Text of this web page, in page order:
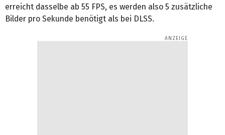
erreicht dasselbe ab 55 FPS, es werden also 5 zusätzliche
Bilder pro Sekunde benötigt als bei DLSS.